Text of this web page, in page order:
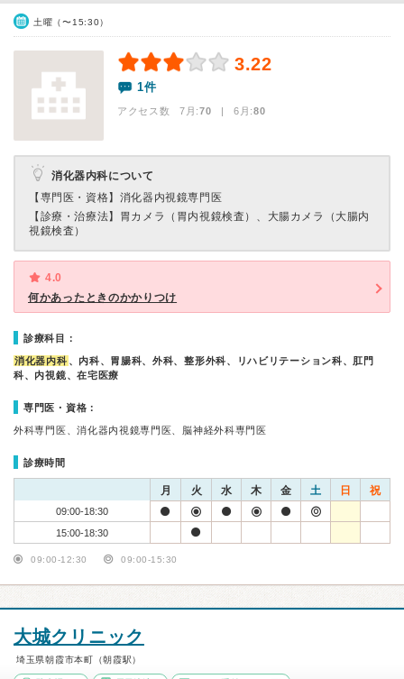
土曜（〜15:30）
3.22
1件
アクセス数 7月:70 | 6月:80
消化器内科について
【専門医・資格】 消化器内視鏡専門医
【診療・治療法】 胃カメラ（胃内視鏡検査）、大腸カメラ（大腸内
視鏡検査）
4.0
何かあったときのかかりつけ
診療科目：
消化器内科 、内科、胃腸科、外科、整形外科、リハビリテーション科、肛門
科、内視鏡、在宅医療
専門医・資格：
外科専門医、消化器内視鏡専門医、脳神経外科専門医
診療時間
月 火 水 木 金 土 日 祝
09:00-18:30
15:00-18:30
09:00-12:30 09:00-15:30
大城クリニック
埼玉県朝霞市本町（朝霞駅）